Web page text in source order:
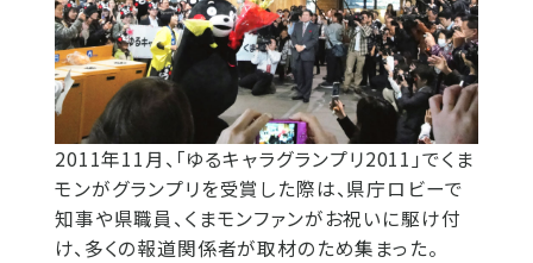
2011年11月、「ゆるキャラグランプリ2011」でくま
モンがグランプリを受賞した際は、県庁ロビーで
知事や県職員、くまモンファンがお祝いに駆け付
け、多くの報道関係者が取材のため集まった。